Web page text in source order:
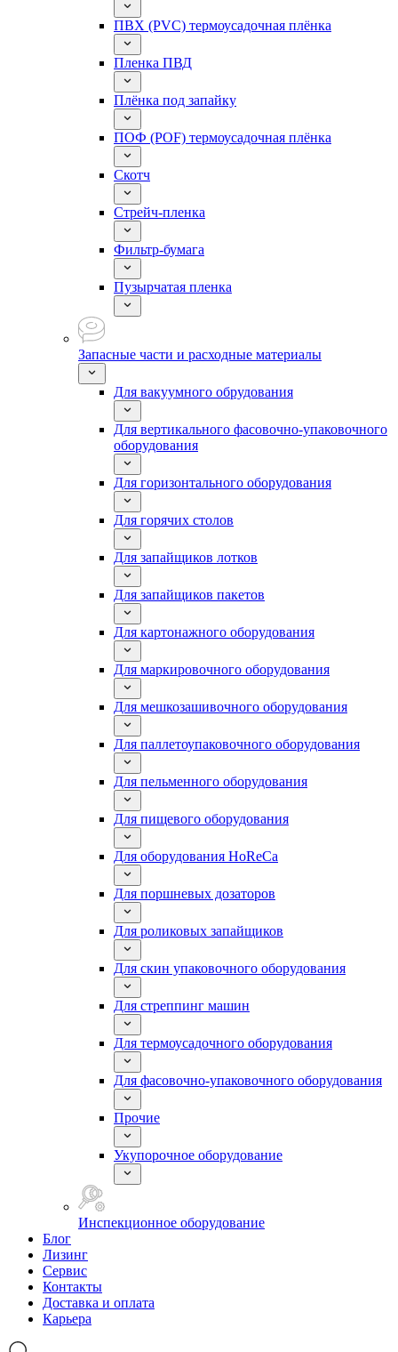
ПВХ (PVC) термоусадочная плёнка
Пленка ПВД
Плёнка под запайку
ПОФ (POF) термоусадочная плёнка
Скотч
Стрейч-пленка
Фильтр-бумага
Пузырчатая пленка
Запасные части и расходные материалы
Для вакуумного обрудования
Для вертикального фасовочно-упаковочного
оборудования
Для горизонтального оборудования
Для горячих столов
Для запайщиков лотков
Для запайщиков пакетов
Для картонажного оборудования
Для маркировочного оборудования
Для мешкозашивочного оборудования
Для паллетоупаковочного оборудования
Для пельменного оборудования
Для пищевого оборудования
Для оборудования HoReCa
Для поршневых дозаторов
Для роликовых запайщиков
Для скин упаковочного оборудования
Для стреппинг машин
Для термоусадочного оборудования
Для фасовочно-упаковочного оборудования
Прочие
Укупорочное оборудование
Инспекционное оборудование
Блог
Лизинг
Сервис
Контакты
Доставка и оплата
Карьера